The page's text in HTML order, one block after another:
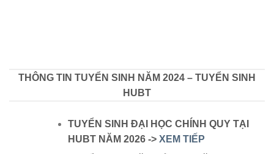
THÔNG TIN TUYỂN SINH NĂM 2024 – TUYỂN SINH
HUBT
TUYỂN SINH ĐẠI HỌC CHÍNH QUY TẠI
HUBT NĂM 2026 -> XEM TIẾP